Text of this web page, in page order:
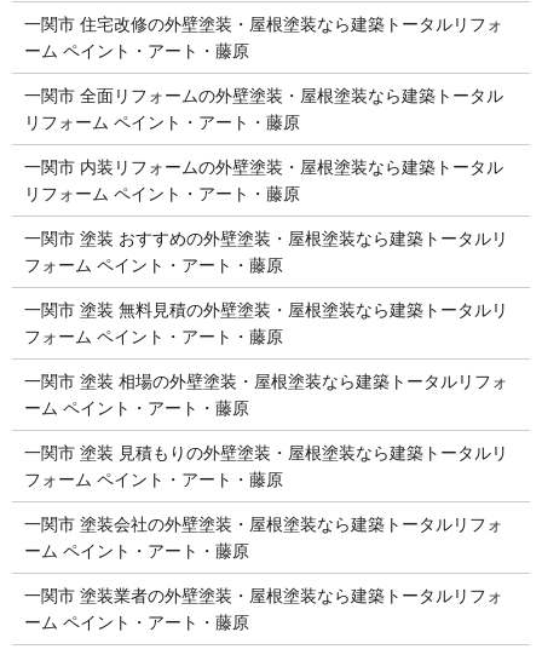
一関市 住宅改修の外壁塗装・屋根塗装なら建築トータルリフォ
ーム ペイント・アート・藤原
一関市 全面リフォームの外壁塗装・屋根塗装なら建築トータル
リフォーム ペイント・アート・藤原
一関市 内装リフォームの外壁塗装・屋根塗装なら建築トータル
リフォーム ペイント・アート・藤原
一関市 塗装 おすすめの外壁塗装・屋根塗装なら建築トータルリ
フォーム ペイント・アート・藤原
一関市 塗装 無料見積の外壁塗装・屋根塗装なら建築トータルリ
フォーム ペイント・アート・藤原
一関市 塗装 相場の外壁塗装・屋根塗装なら建築トータルリフォ
ーム ペイント・アート・藤原
一関市 塗装 見積もりの外壁塗装・屋根塗装なら建築トータルリ
フォーム ペイント・アート・藤原
一関市 塗装会社の外壁塗装・屋根塗装なら建築トータルリフォ
ーム ペイント・アート・藤原
一関市 塗装業者の外壁塗装・屋根塗装なら建築トータルリフォ
ーム ペイント・アート・藤原